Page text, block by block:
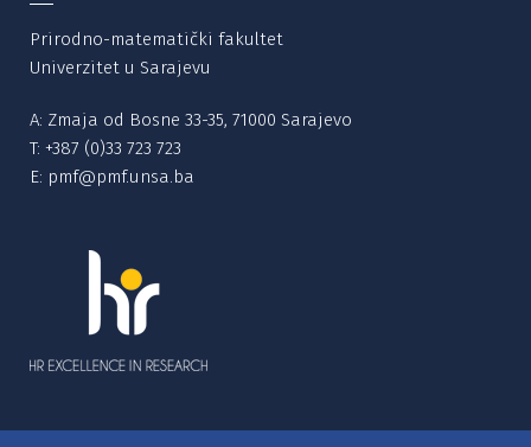
Prirodno-matematički fakultet
Univerzitet u Sarajevu
A: Zmaja od Bosne 33-35, 71000 Sarajevo
T: +387 (0)33 723 723
E: pmf@pmf.unsa.ba